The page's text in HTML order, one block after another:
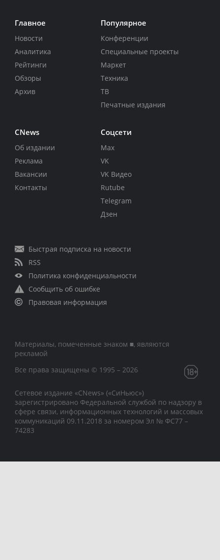
Главное
Новости
Аналитика
Рейтинги
Обзоры
Архив
Популярное
Конференции
Специальные проекты
Маркет
Техника
ТВ
Печатные издания
CNews
Об издании
Реклама
Вакансии
Контакты
Соцсети
Max
VK
VK Видео
Rutube
Telegram
Дзен
Быстрая подписка на новости
RSS
Политика конфиденциальности
Сообщить об ошибке
Правовая информация
Материалы, помеченные знаком ■, являются
рекламой
Все права защищены © 1995 – 2026
Сетевое издание «CNews» («СиНьюс»)
зарегистрировано Федеральной службой по надзору в
сфере связи, информационных технологий и массовых
коммуникаций 09.11.2018 за номером Эл № ФС77 –
74283